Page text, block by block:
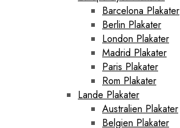
Barcelona Plakater
Berlin Plakater
London Plakater
Madrid Plakater
Paris Plakater
Rom Plakater
Lande Plakater
Australien Plakater
Belgien Plakater